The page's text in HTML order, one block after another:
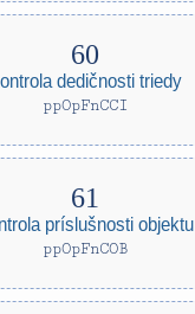
dedičnosti triedy
ppOpFnCCI
príslušnosti objektu
ppOpFnCOB